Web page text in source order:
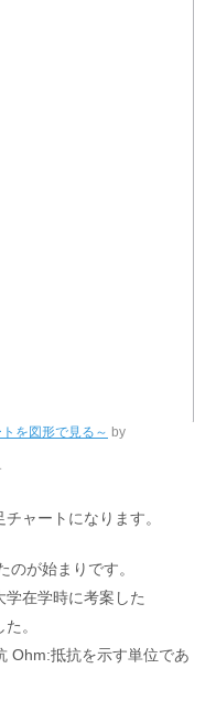
を図形で見る～ by
ャートになります。
が始まりです。
在学時に考案した
。
Ohm:抵抗を示す単位であ